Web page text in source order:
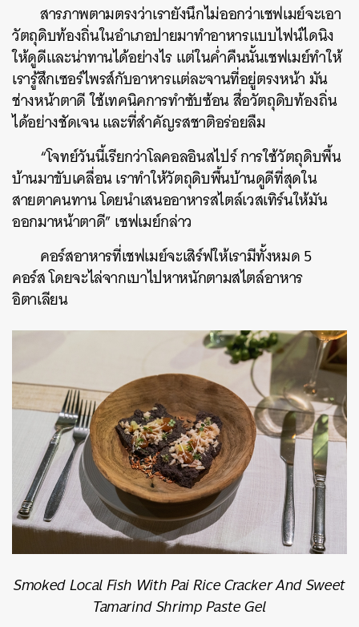
สารภาพตามตรงว่าเรายังนึกไม่ออกว่าเชฟเมย์จะเอา
วัตถุดิบท้องถิ่นในอำเภอปายมาทำอาหารแบบไฟน์ไดนิง
ให้ดูดีและน่าทานได้อย่างไร แต่ในค่ำคืนนั้นเชฟเมย์ทำให้
เรารู้สึกเซอร์ไพรส์กับอาหารแต่ละจานที่อยู่ตรงหน้า มัน
ช่างหน้าตาดี ใช้เทคนิคการทำซับซ้อน สื่อวัตถุดิบท้องถิ่น
ได้อย่างชัดเจน และที่สำคัญรสชาติอร่อยลืม
“โจทย์วันนี้เรียกว่าโลคอลอินสไปร์ การใช้วัตถุดิบพื้น
บ้านมาขับเคลื่อน เราทำให้วัตถุดิบพื้นบ้านดูดีที่สุดใน
สายตาคนทาน โดยนำเสนออาหารสไตล์เวสเทิร์นให้มัน
ออกมาหน้าตาดี” เชฟเมย์กล่าว
คอร์สอาหารที่เชฟเมย์จะเสิร์ฟให้เรามีทั้งหมด 5
คอร์ส โดยจะไล่จากเบาไปหาหนักตามสไตล์อาหาร
อิตาเลียน
Smoked Local Fish With Pai Rice Cracker And Sweet
Tamarind Shrimp Paste Gel